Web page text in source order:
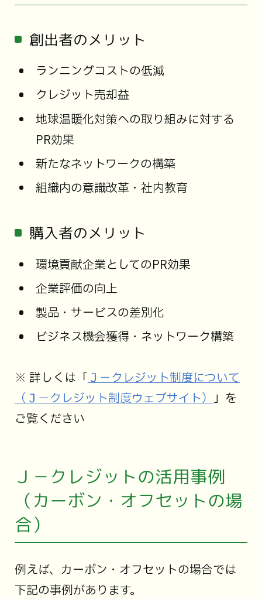
創出者のメリット
ランニングコストの低減
クレジット売却益
地球温暖化対策への取り組みに対する
PR効果
新たなネットワークの構築
組織内の意識改革・社内教育
購入者のメリット
環境貢献企業としてのPR効果
企業評価の向上
製品・サービスの差別化
ビジネス機会獲得・ネットワーク構築
※ 詳しくは「Ｊ－クレジット制度について
（Ｊ－クレジット制度ウェブサイト）」を
ご覧ください
Ｊ－クレジットの活用事例
（カーボン・オフセットの場
合）
例えば、カーボン・オフセットの場合では
下記の事例があります。